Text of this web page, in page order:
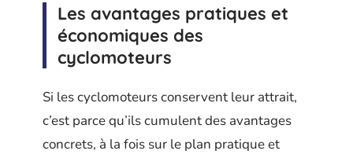
Les avantages pratiques et
économiques des
cyclomoteurs
Si les cyclomoteurs conservent leur attrait,
c’est parce qu’ils cumulent des avantages
concrets, à la fois sur le plan pratique et